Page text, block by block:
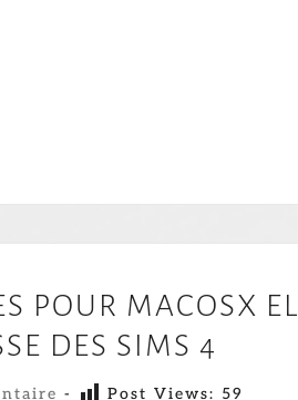
POUR MACOSX EL
DES SIMS 4
- Post Views: 59